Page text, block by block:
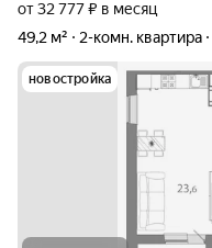
от 32 777 ₽ в месяц
49,2 м²
2-комн. квартира
новостройка